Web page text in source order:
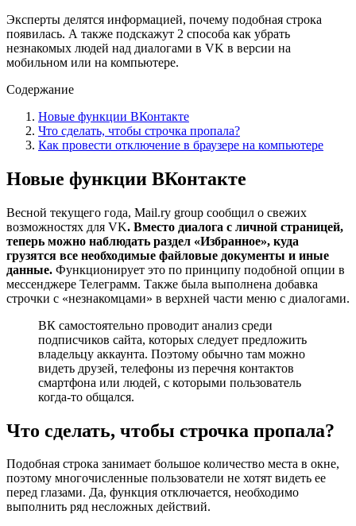
Эксперты делятся информацией, почему подобная строка
появилась. А также подскажут 2 способа как убрать
незнакомых людей над диалогами в VK в версии на
мобильном или на компьютере.
Содержание
Новые функции ВКонтакте
Что сделать, чтобы строчка пропала?
Как провести отключение в браузере на компьютере
Новые функции ВКонтакте
Весной текущего года, Mail.ry group сообщил о свежих
возможностях для VK. Вместо диалога с личной страницей,
теперь можно наблюдать раздел «Избранное», куда
грузятся все необходимые файловые документы и иные
данные. Функционирует это по принципу подобной опции в
мессенджере Телеграмм. Также была выполнена добавка
строчки с «незнакомцами» в верхней части меню с диалогами.
ВК самостоятельно проводит анализ среди
подписчиков сайта, которых следует предложить
владельцу аккаунта. Поэтому обычно там можно
видеть друзей, телефоны из перечня контактов
смартфона или людей, с которыми пользователь
когда-то общался.
Что сделать, чтобы строчка пропала?
Подобная строка занимает большое количество места в окне,
поэтому многочисленные пользователи не хотят видеть ее
перед глазами. Да, функция отключается, необходимо
выполнить ряд несложных действий.